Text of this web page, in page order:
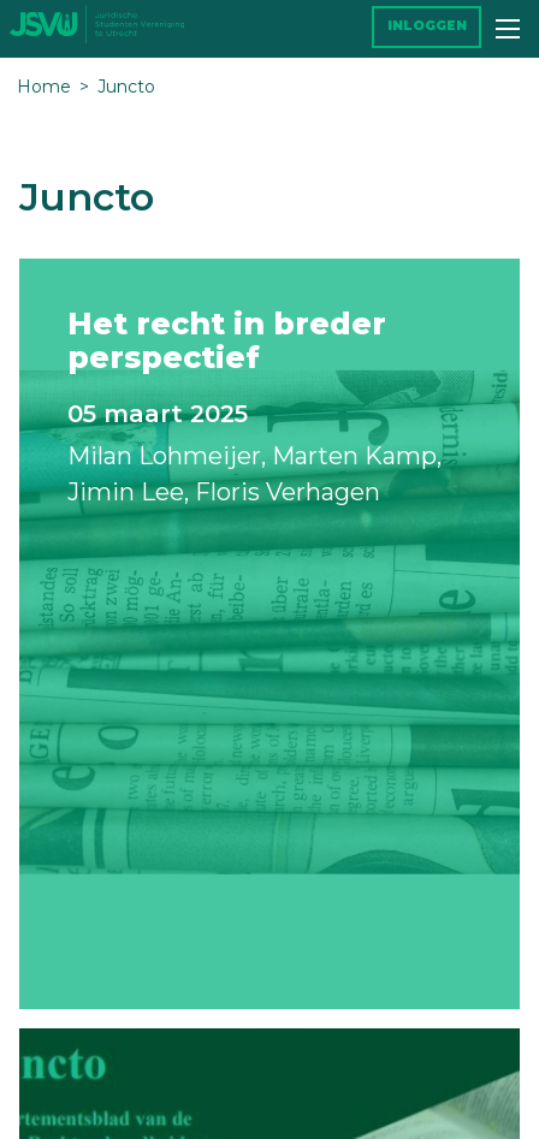
Home Juncto
Juncto
Het recht in breder
perspectief
05 maart 2025
Milan Lohmeijer Marten Kamp
Jimin Lee Floris Verhagen
INLOGGEN